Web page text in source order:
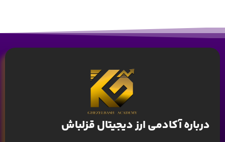
درباره آکادمی ارز دیجیتال قزلباش